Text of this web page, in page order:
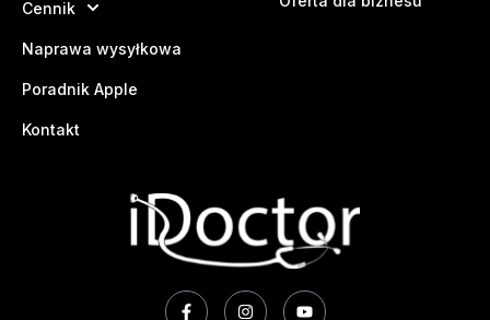
Cennik
Naprawa wysyłkowa
Poradnik Apple
Kontakt